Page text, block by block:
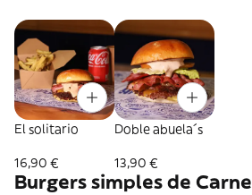
El solitario
16,90 €
Doble abuela´s
13,90 €
Burgers simples de Carne